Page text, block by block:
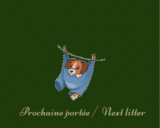
Prochaine portée / Next litter